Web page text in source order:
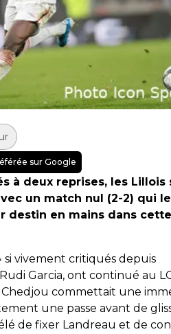
sur Google
à deux reprises, les Lillois
un match nul (2-2) qui
destin en mains dans cette
si vivement critiqués depuis
Garcia, ont continué au
Chedjou commettait une
une passe avant de
de fixer Landreau et de